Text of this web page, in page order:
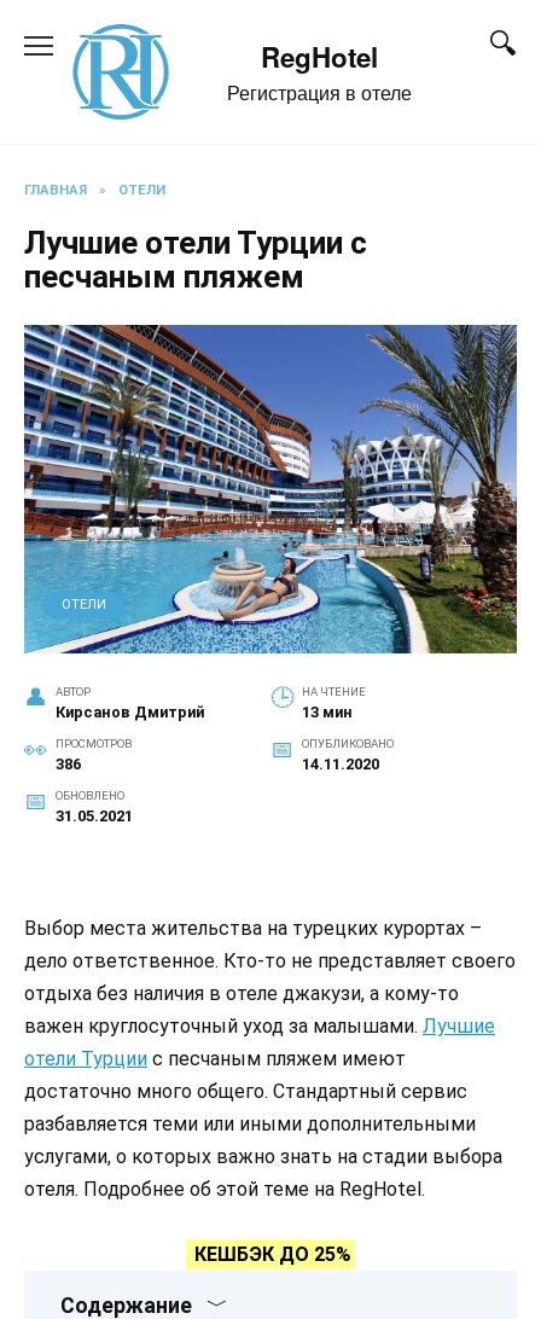
содержанию
RegHotel
Регистрация в отеле
ГЛАВНАЯ » ОТЕЛИ
Лучшие отели Турции с
песчаным пляжем
ОТЕЛИ
АВТОР
Кирсанов Дмитрий
НА ЧТЕНИЕ
13 мин
ПРОСМОТРОВ
386
ОПУБЛИКОВАНО
14.11.2020
ОБНОВЛЕНО
31.05.2021
Выбор места жительства на турецких курортах –
дело ответственное. Кто-то не представляет своего
отдыха без наличия в отеле джакузи, а кому-то
важен круглосуточный уход за малышами. Лучшие
отели Турции с песчаным пляжем имеют
достаточно много общего. Стандартный сервис
разбавляется теми или иными дополнительными
услугами, о которых важно знать на стадии выбора
отеля. Подробнее об этой теме на RegHotel.
КЕШБЭК ДО 25%
Содержание